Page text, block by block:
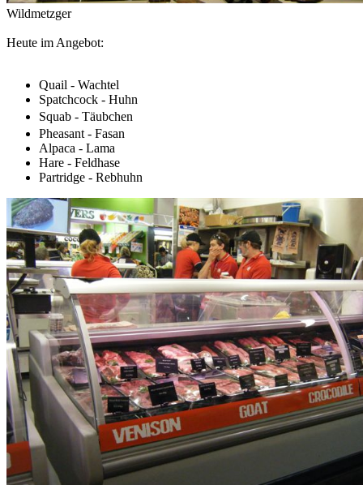
Wildmetzger
Heute im Angebot:
Quail - Wachtel
Spatchcock - Huhn
Squab - Täubchen
Pheasant - Fasan
Alpaca - Lama
Hare - Feldhase
Partridge - Rebhuhn